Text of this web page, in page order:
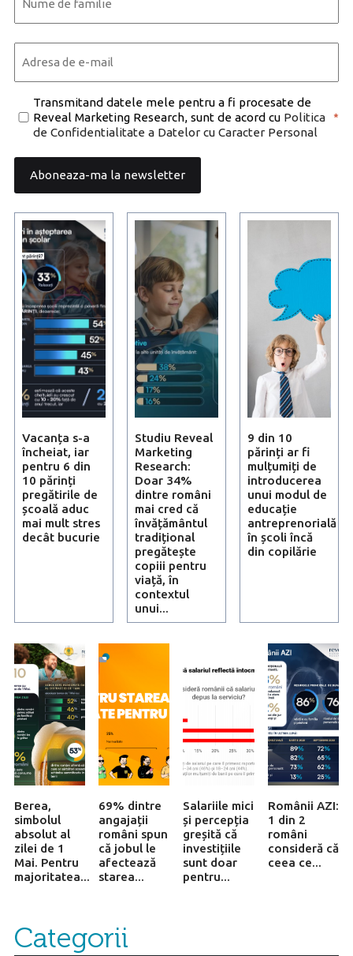
Consent
*
Transmitand datele mele pentru a fi procesate de
Reveal Marketing Research, sunt de acord cu Politica
de Confidentialitate a Datelor cu Caracter Personal
*
Vacanța s-a
încheiat, iar
pentru 6 din
10 părinți
pregătirile de
școală aduc
mai mult stres
decât bucurie
Studiu Reveal
Marketing
Research:
Doar 34%
dintre români
mai cred că
învățământul
tradițional
pregătește
copiii pentru
viață, în
contextul
unui...
9 din 10
părinți ar fi
mulțumiți de
introducerea
unui modul de
educație
antreprenorială
în școli încă
din copilărie
Berea,
simbolul
absolut al
zilei de 1
Mai. Pentru
majoritatea...
69% dintre
angajații
români spun
că jobul le
afectează
starea...
Salariile mici
și percepția
greșită că
investițiile
sunt doar
pentru...
Românii AZI:
1 din 2
români
consideră că
ceea ce...
Categorii